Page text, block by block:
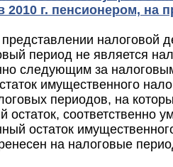
2010 г. пенсионером, на
налоговой
период не является
следующим за
имущественного
периодов, на
остаток, соответственно
остаток
на налоговые